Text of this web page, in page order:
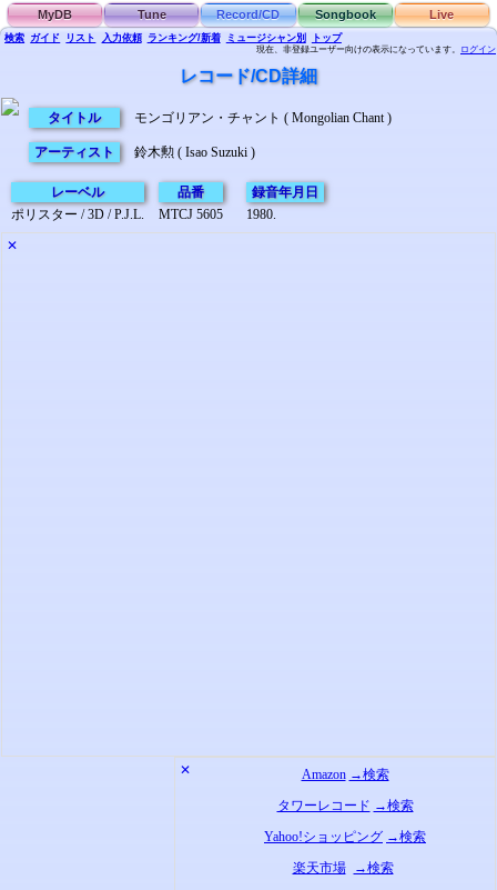
MyDB Tune Record/CD Songbook Live
検索 ガイド リスト 入力依頼 ランキング/新着 ミュージシャン別 トップ
現在、非登録ユーザー向けの表示になっています。 ログイン
レコード/CD詳細
タイトル モンゴリアン・チャント ( Mongolian Chant )
アーティスト 鈴木勲 ( Isao Suzuki )
レーベル
ポリスター / 3D / P.J.L.
品番
MTCJ 5605
録音年月日
1980.
✕
✕ Amazon →検索
タワーレコード →検索
Yahoo!ショッピング →検索
楽天市場
→検索